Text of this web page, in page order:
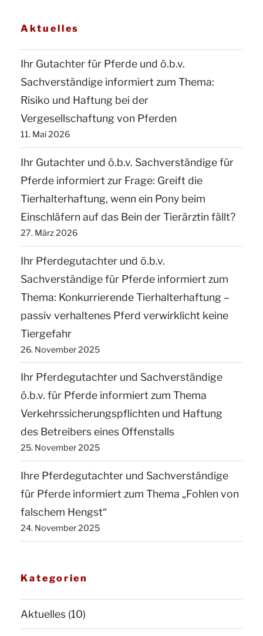
Aktuelles
Ihr Gutachter für Pferde und ö.b.v.
Sachverständige informiert zum Thema:
Risiko und Haftung bei der
Vergesellschaftung von Pferden
11. Mai 2026
Ihr Gutachter und ö.b.v. Sachverständige für
Pferde informiert zur Frage: Greift die
Tierhalterhaftung, wenn ein Pony beim
Einschläfern auf das Bein der Tierärztin fällt?
27. März 2026
Ihr Pferdegutachter und ö.b.v.
Sachverständige für Pferde informiert zum
Thema: Konkurrierende Tierhalterhaftung –
passiv verhaltenes Pferd verwirklicht keine
Tiergefahr
26. November 2025
Ihr Pferdegutachter und Sachverständige
ö.b.v. für Pferde informiert zum Thema
Verkehrssicherungspflichten und Haftung
des Betreibers eines Offenstalls
25. November 2025
Ihre Pferdegutachter und Sachverständige
für Pferde informiert zum Thema „Fohlen von
falschem Hengst“
24. November 2025
Kategorien
Aktuelles (10)